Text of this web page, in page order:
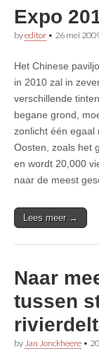
Expo
byeditor • 26 mei
Het Chinese
in 2010 zal in
verschillende
begane grond,
zonlicht één egaal
Oosten, zoals het
en wordt 20,000
naar de meest
Lees meer →
Naar
tussen
by Jan Jonckheere •